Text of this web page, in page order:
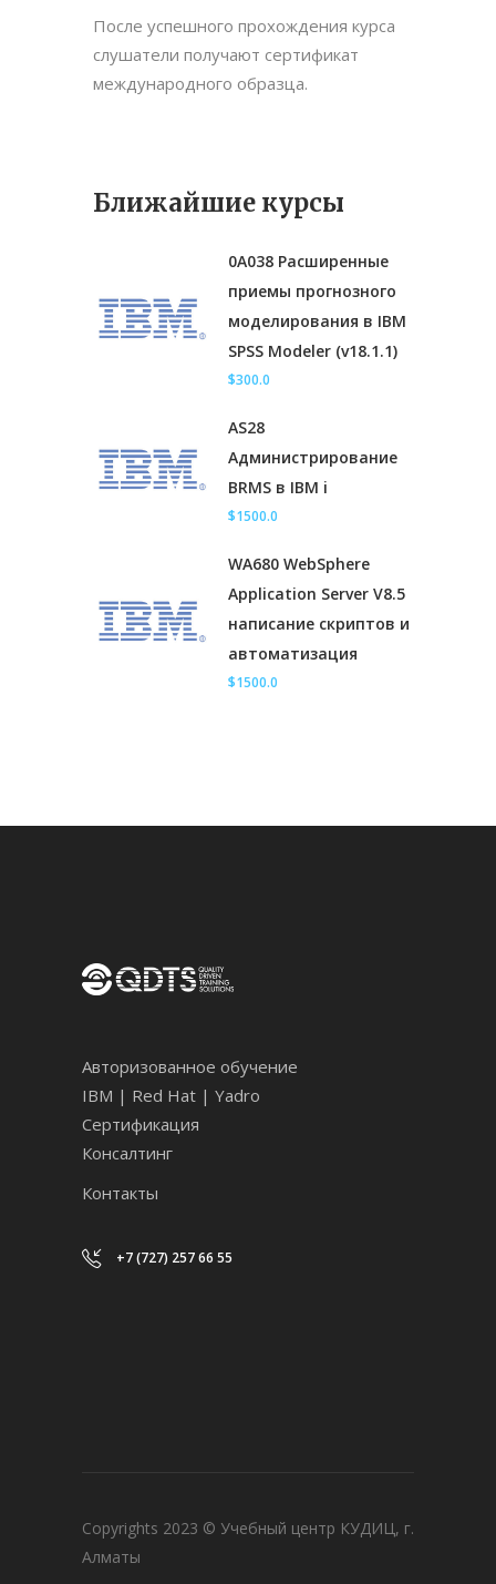
После успешного прохождения курса
слушатели получают сертификат
международного образца.
Ближайшие курсы
0A038 Расширенные
приемы прогнозного
моделирования в IBM
SPSS Modeler (v18.1.1)
$300.0
AS28
Администрирование
BRMS в IBM i
$1500.0
WA680 WebSphere
Application Server V8.5
написание скриптов и
автоматизация
$1500.0
Авторизованное обучение
IBM | Red Hat | Yadro
Сертификация
Консалтинг
Контакты
+7 (727) 257 66 55
Copyrights 2023 © Учебный центр КУДИЦ, г.
Алматы